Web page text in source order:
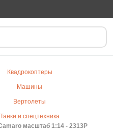
Квадрокоптеры
Машины
Вертолеты
Танки и спецтехника
масштаб 1:14 - 2313P